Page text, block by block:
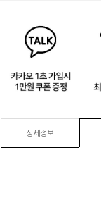
상세정보